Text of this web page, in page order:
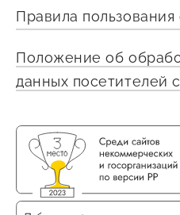
Правила пользования
Положение об
данных посетителей